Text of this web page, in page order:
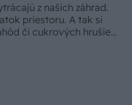
z našich záhrad.
priestoru. A tak si
či cukrových hrušiek
trávnik a ten kosíme a
záhradke sa dá